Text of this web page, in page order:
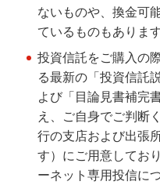
投資信託口座開設・
ス取扱対象ファンド）
外貨預金
みずほグローバル口座
座）
ないものや、換金可
ているものもあります
投資信託をご購入の
る最新の「投資信託
よび「目論見書補完
え、ご自身でご判断
行の支店および出張
す）にご用意してお
ーネット専用投信に